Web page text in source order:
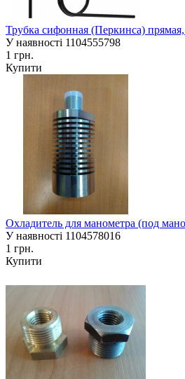
Трубка сифонная (Перкинса) прямая,
У наявності 1104555798
1 грн.
Купити
Охладитель для манометра (под
У наявності 1104578016
1 грн.
Купити